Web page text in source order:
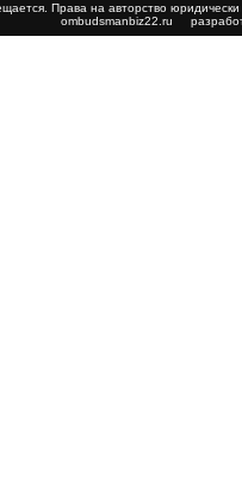
Права на авторство
ombudsmanbiz22.ru